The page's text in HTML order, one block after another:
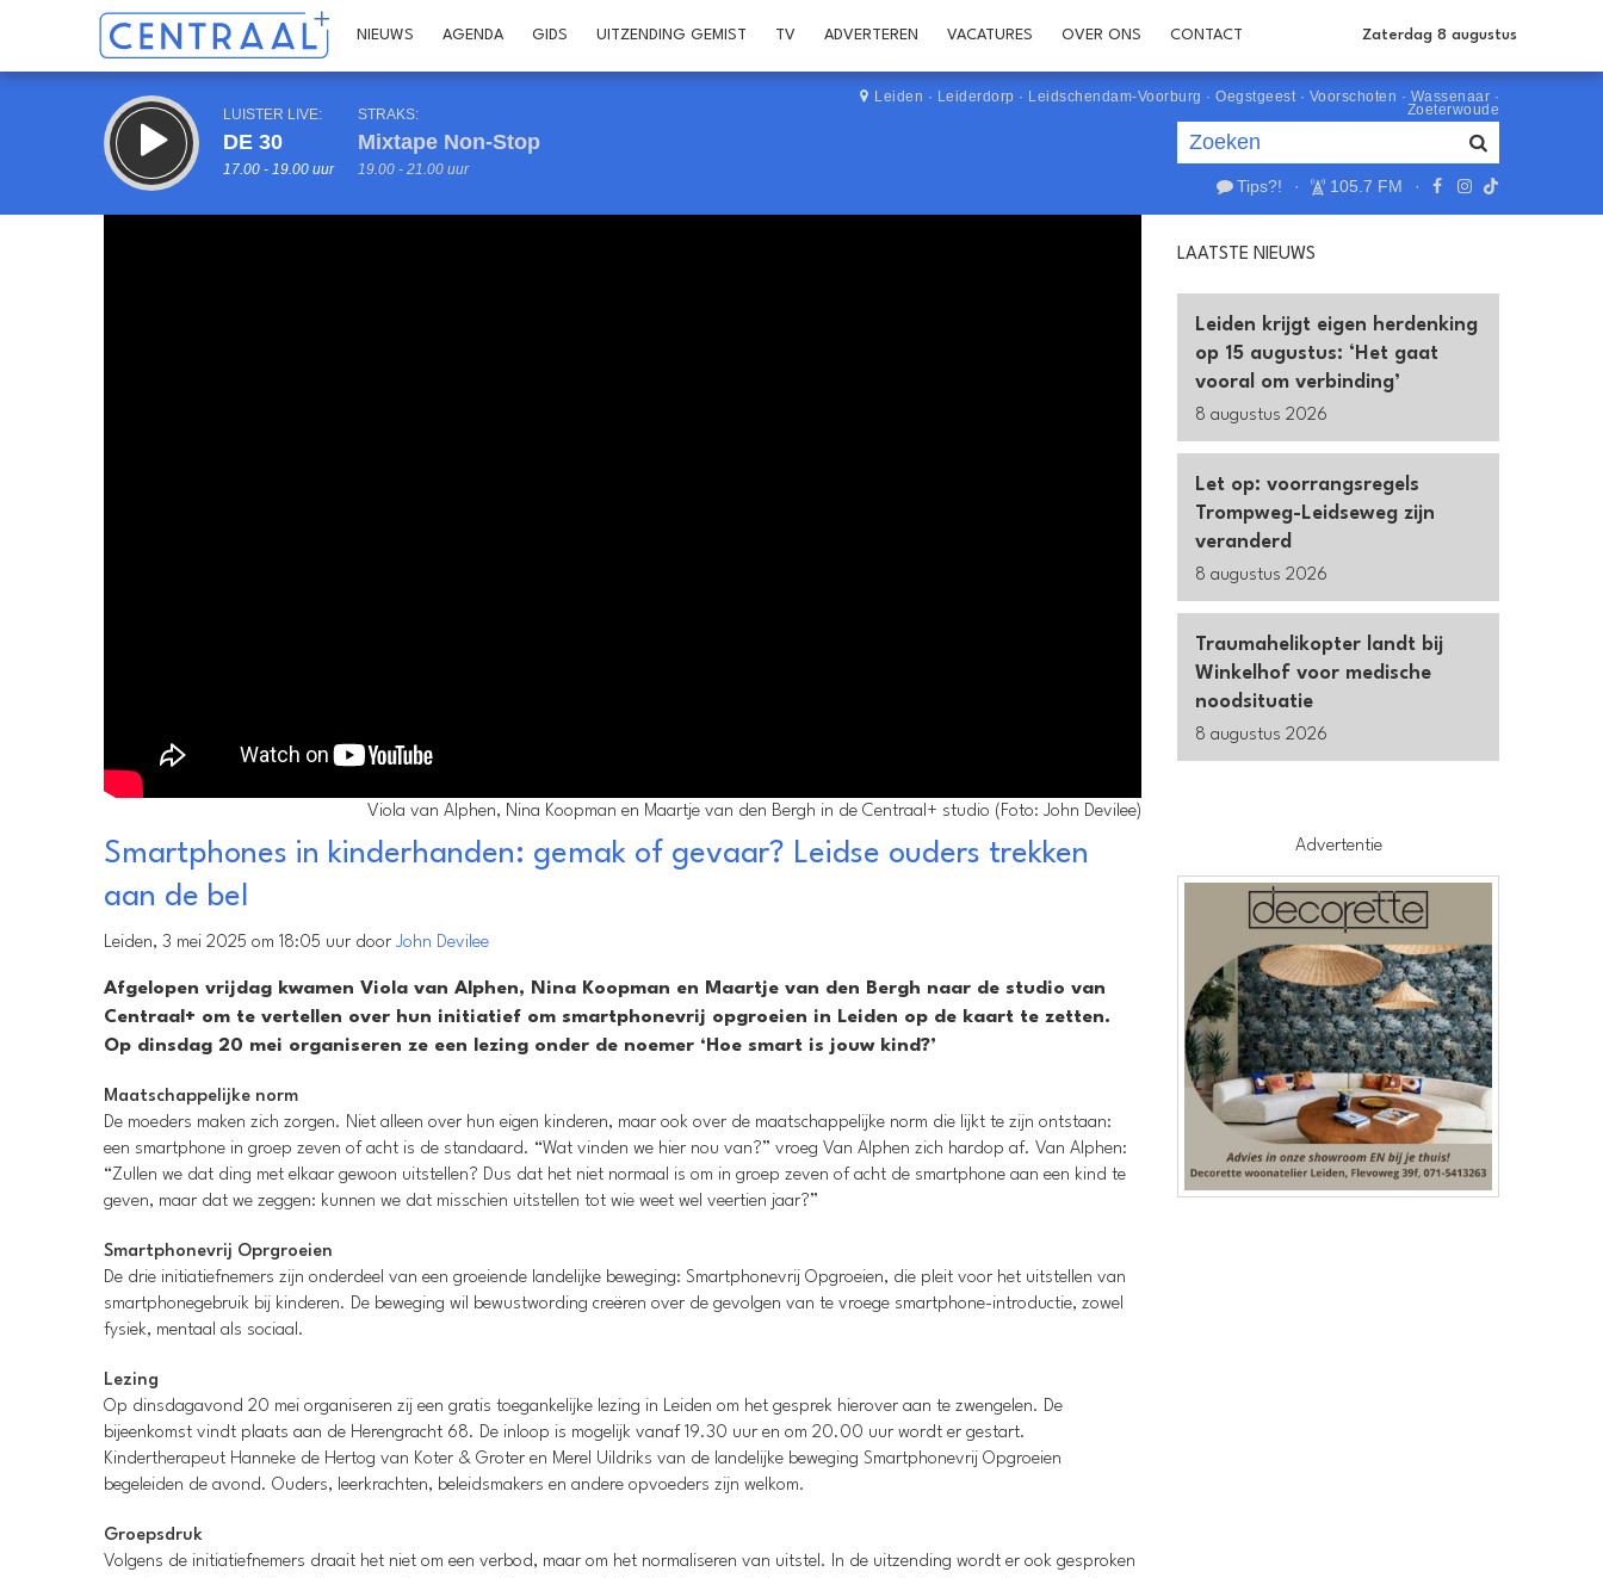
NIEUWS AGENDA GIDS UITZENDING GEMIST TV ADVERTEREN VACATURES OVER ONS CONTACT Zaterdag 8 augustus
LUISTER LIVE:
DE 30
17.00 - 19.00 uur
STRAKS:
Mixtape Non-Stop
19.00 - 21.00 uur
Leiden · Leiderdorp · Leidschendam-Voorburg · Oegstgeest· Voorschoten · Wassenaar ·
Zoeterwoude
Tips?! · 105.7 FM ·
Viola van Alphen, Nina Koopman en Maartje van den Bergh in de Centraal+ studio (Foto: John Devilee)
Smartphones in kinderhanden: gemak of gevaar? Leidse ouders trekken
aan de bel
Leiden, 3 mei 2025 om 18:05 uur door John Devilee
Afgelopen vrijdag kwamen Viola van Alphen, Nina Koopman en Maartje van den Bergh naar de studio van
Centraal+ om te vertellen over hun initiatief om smartphonevrij opgroeien in Leiden op de kaart te zetten.
Op dinsdag 20 mei organiseren ze een lezing onder de noemer ‘Hoe smart is jouw kind?’
Maatschappelijke norm
De moeders maken zich zorgen. Niet alleen over hun eigen kinderen, maar ook over de maatschappelijke norm die lijkt te zijn ontstaan:
een smartphone in groep zeven of acht is de standaard. “Wat vinden we hier nou van?” vroeg Van Alphen zich hardop af. Van Alphen:
“Zullen we dat ding met elkaar gewoon uitstellen? Dus dat het niet normaal is om in groep zeven of acht de smartphone aan een kind te
geven, maar dat we zeggen: kunnen we dat misschien uitstellen tot wie weet wel veertien jaar?”
Smartphonevrij Oprgroeien
De drie initiatiefnemers zijn onderdeel van een groeiende landelijke beweging: Smartphonevrij Opgroeien, die pleit voor het uitstellen van
smartphonegebruik bij kinderen. De beweging wil bewustwording creëren over de gevolgen van te vroege smartphone-introductie, zowel
fysiek, mentaal als sociaal.
Lezing
Op dinsdagavond 20 mei organiseren zij een gratis toegankelijke lezing in Leiden om het gesprek hierover aan te zwengelen. De
bijeenkomst vindt plaats aan de Herengracht 68. De inloop is mogelijk vanaf 19.30 uur en om 20.00 uur wordt er gestart.
Kindertherapeut Hanneke de Hertog van Koter & Groter en Merel Uildriks van de landelijke beweging Smartphonevrij Opgroeien
begeleiden de avond. Ouders, leerkrachten, beleidsmakers en andere opvoeders zijn welkom.
Groepsdruk
Volgens de initiatiefnemers draait het niet om een verbod, maar om het normaliseren van uitstel. In de uitzending wordt er ook gesproken
LAATSTE NIEUWS
Leiden krijgt eigen herdenking
op 15 augustus: ‘Het gaat
vooral om verbinding’
8 augustus 2026
Let op: voorrangsregels
Trompweg-Leidseweg zijn
veranderd
8 augustus 2026
Traumahelikopter landt bij
Winkelhof voor medische
noodsituatie
8 augustus 2026
Advertentie